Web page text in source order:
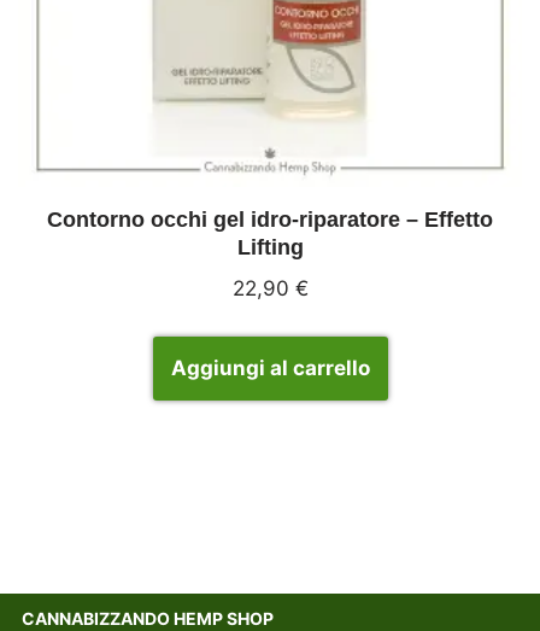
Contorno occhi gel idro-riparatore – Effetto
Lifting
22,90 €
Aggiungi al carrello
CANNABIZZANDO HEMP SHOP